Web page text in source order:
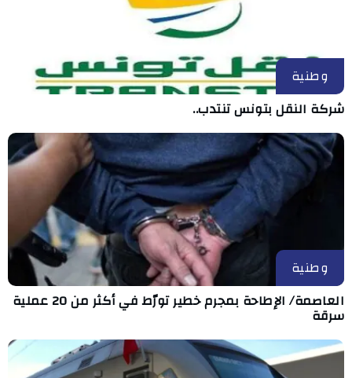
وطنية
شركة النقل بتونس تنتدب..
وطنية
العاصمة/ الإطاحة بمجرم خطير تورّط في أكثر من 20 عملية
سرقة